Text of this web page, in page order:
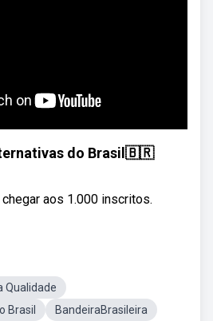
do Brasil🇧🇷
aos 1.000 inscritos.
Qualidade
Brasil
BandeiraBrasileira